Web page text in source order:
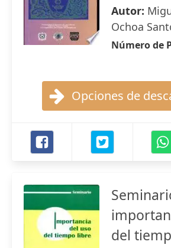
Autor:
Ochoa
Número de
Opciones de
del